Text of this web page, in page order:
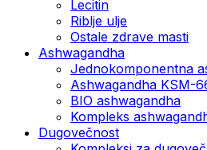
Lecitin
Riblje ulje
Ostale zdrave masti
Ashwagandha
Jednokomponentna
Ashwagandha KSM-
BIO ashwagandha
Kompleks
Dugovečnost